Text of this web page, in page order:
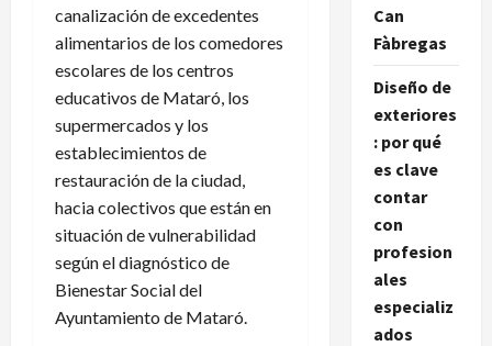
canalización de excedentes
alimentarios de los comedores
escolares de los centros
educativos de Mataró, los
supermercados y los
establecimientos de
restauración de la ciudad,
hacia colectivos que están en
situación de vulnerabilidad
según el diagnóstico de
Bienestar Social del
Ayuntamiento de Mataró.
Can
Fàbregas
Diseño de
exteriores
: por qué
es clave
contar
con
profesion
ales
especializ
ados